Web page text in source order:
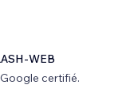
WEB
certifié.